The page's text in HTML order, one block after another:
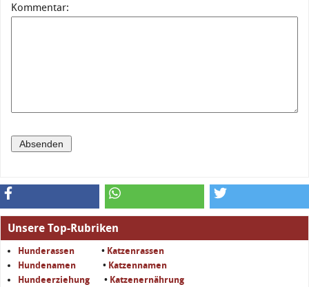
Kommentar:
Unsere Top-Rubriken
Hunderassen • Katzenrassen
Hundenamen
• Katzennamen
Hundeerziehung • Katzenernährung